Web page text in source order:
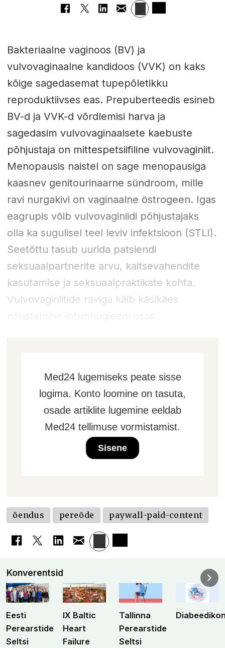
Bakteriaalne vaginoos (BV) ja
vulvovaginaalne kandidoos (VVK) on kaks
kõige sagedasemat tupepõletikku
reproduktiivses eas. Prepuberteedis esineb
BV-d ja VVK-d võrdlemisi harva ja
sagedasim vulvovaginaalsete kaebuste
põhjustaja on mittespetsiifiline vulvovaginiit.
Menopausis naistel on sage menopausiga
kaasnev genitourinaarne sündroom, mille
ravi nurgakivi on vaginaalne östrogeen. Igas
eagrupis võib vulvovaginiidi põhjustajaks
olla ka sugulisel teel leviv infektsioon (STLI).
Seetõttu tasub uurida patsiendi
seksuaalpartnerite arvu, kaitsevahendite
kasutamise ja seksuaalpraktikate kohta.
Vulvovaginiitide raviga käib käsikäes
Med24 lugemiseks peate sisse
logima. Konto loomine on tasuta,
osade artiklite lugemine eeldab
Med24 tellimuse vormistamist.
Sisene
õendus pereõde paywall-paid-content
Konverentsid
Eesti
Perearstide
Seltsi
IX Baltic
Heart
Failure
Tallinna
Perearstide
Seltsi